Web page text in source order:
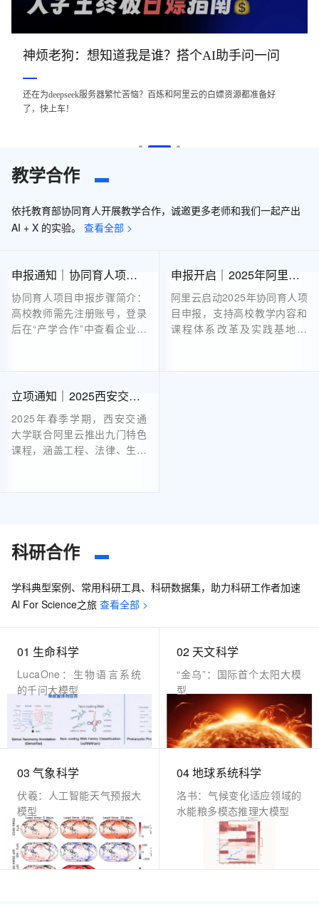
神烦老狗：想知道我是谁？搭个AI助手问一问
还在为deepseek服务器繁忙苦恼？百炼和阿里云的白嫖资源都准备好
了，快上车！
教学合作
依托教育部协同育人开展教学合作，诚邀更多老师和我们一起产出
AI + X 的实验。
查看全部 >
申报通知｜协同育人项目申报步骤
协同育人项目申报步骤简介：
高校教师需先注册账号，登录
后在“产学合作”中查看企业项
审核通过后，高校与企业签署
收标准等。具体流程可参考平
台发布的《2024年产学合作
协同育人项目高校申报说
申报开启｜2025年阿里云协同育人项目申报指南
阿里云启动2025年协同育人项
目申报，支持高校教学内容和
课程体系改革及实践基地建
立项通知｜2025西安交通大学 -阿里云课程（第一批）上线
2025年春季学期，西安交通
大学联合阿里云推出九门特色
课程，涵盖工程、法律、生命
升能力。结课后还将颁发阿里
云创作者证书，助力学生成长
业背景如何，都能找到适合自
己的AI进化路径。机会难得，
科研合作
学科典型案例、常用科研工具、科研数据集，助力科研工作者加速
Al For Science之旅 查看全部 >
01 生命科学
LucaOne：生物语言系统
的千问大模型
02 天文科学
“金乌”：国际首个太阳大模
型
03 气象科学
伏羲：人工智能天气预报大
模型
04 地球系统科学
洛书：气候变化适应领域的
水能粮多模态推理大模型